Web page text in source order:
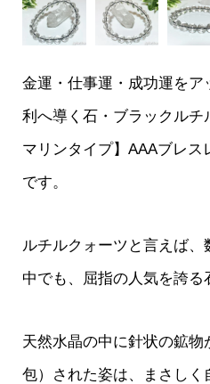
金運・仕事運・成功運をア
利へ導く石・ブラックル
マリンタイプ】AAAブレス
です。
ルチルクォーツと言えば
中でも、屈指の人気を誇る
天然水晶の中に針状の鉱
包）された姿は、まさし